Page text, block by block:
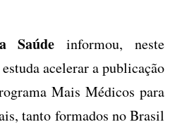
Saúde informou, neste
acelerar a publicação
Mais Médicos para
tanto formados no Brasil